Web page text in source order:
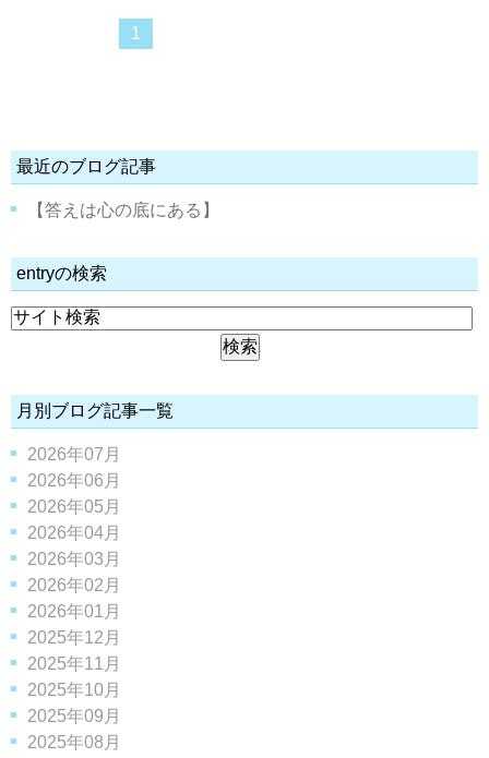
1
最近のブログ記事
【答えは心の底にある】
entryの検索
月別ブログ記事一覧
2026年07月
2026年06月
2026年05月
2026年04月
2026年03月
2026年02月
2026年01月
2025年12月
2025年11月
2025年10月
2025年09月
2025年08月